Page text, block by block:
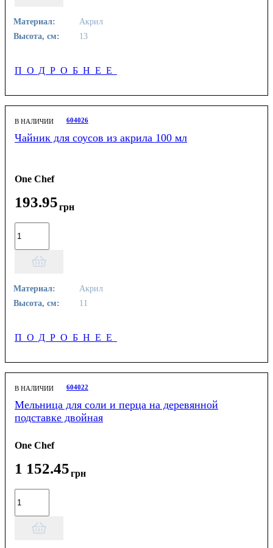
Материал:
Акрил
Высота, см:
13
ПОДРОБНЕЕ
В НАЛИЧИИ 604026
Чайник для соусов из акрила 100 мл
One Chef
193.95грн
Материал:
Акрил
Высота, см:
11
ПОДРОБНЕЕ
В НАЛИЧИИ 604022
Мельница для соли и перца на деревянной
подставке двойная
One Chef
1 152.45грн